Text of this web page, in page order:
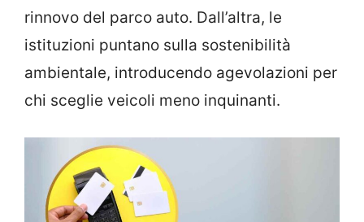
rinnovo del parco auto. Dall’altra, le
istituzioni puntano sulla sostenibilità
ambientale, introducendo agevolazioni per
chi sceglie veicoli meno inquinanti.